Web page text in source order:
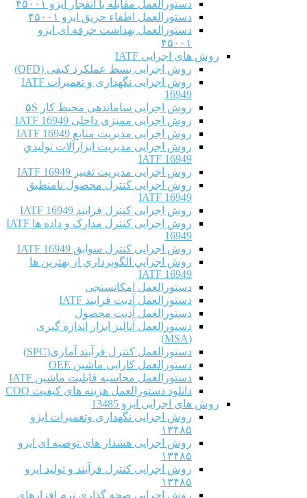
دستورالعمل مقابله با انفجار ایزو ۴۵۰۰۱
دستورالعمل اطفاء حریق ایزو ۴۵۰۰۱
دستورالعمل بهداشت حرفه ای ایزو
۴۵۰۰۱
روش های اجرایی IATF
روش اجرایی بسط عملکرد کیفی (QFD)
روش اجرایی نگهداری و تعمیرات IATF
16949
روش اجرایی ساماندهی محیط کار ۵S
روش اجرایی ممیزی داخلی IATF 16949
روش اجرایی مدیریت منابع IATF 16949
روش اجرایی مديريت ابزارآلات توليدي
IATF 16949
روش اجرایی مدیریت تغییر IATF 16949
روش اجرایی کنترل محصول نامنطبق
IATF 16949
روش اجرایی کنترل فرایند IATF 16949
روش اجرایی کنترل مدارک و داده ها IATF
16949
روش اجرایی کنترل سوابق IATF 16949
روش اجرايي الگوبرداري از بهترين ها
IATF 16949
دستورالعمل امکانسنجی
دستورالعمل آدیت فرایند IATF
دستورالعمل آدیت محصول
دستورالعمل آنالیز ابزار اندازه گیری
(MSA)
دستورالعمل کنترل فرآیند آماری(SPC)
دستورالعمل کارایی ماشین OEE
دستورالعمل محاسبه قابلیت ماشین IATF
دانلود دستورالعمل هزینه های کیفیت COQ
روش های اجرایی ایزو 13485
روش اجرایی نگهداری وتعمیرات ایزو
۱۳۴۸۵
روش اجرایی هشدار های توصیه ای ایزو
۱۳۴۸۵
روش اجرایی کنترل فرآیند و تولید ایزو
۱۳۴۸۵
روش اجرایی صحه گذاری نرم افزارهای